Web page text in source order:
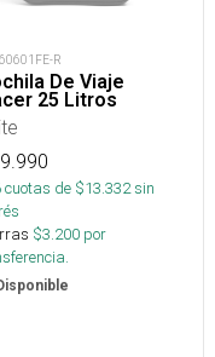
R
De Viaje
25 Litros
cuotas de $13.332sin
$3.200 por